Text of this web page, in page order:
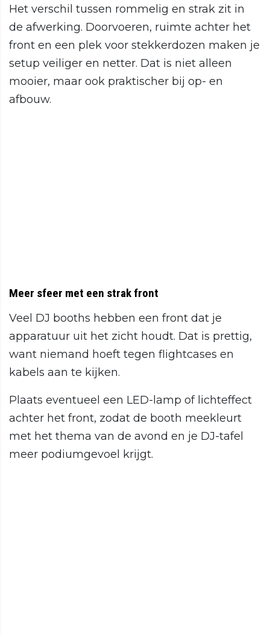
Het verschil tussen rommelig en strak zit in
de afwerking. Doorvoeren, ruimte achter het
front en een plek voor stekkerdozen maken je
setup veiliger en netter. Dat is niet alleen
mooier, maar ook praktischer bij op- en
afbouw.
Meer sfeer met een strak front
Veel DJ booths hebben een front dat je
apparatuur uit het zicht houdt. Dat is prettig,
want niemand hoeft tegen flightcases en
kabels aan te kijken.
Plaats eventueel een LED-lamp of lichteffect
achter het front, zodat de booth meekleurt
met het thema van de avond en je DJ-tafel
meer podiumgevoel krijgt.